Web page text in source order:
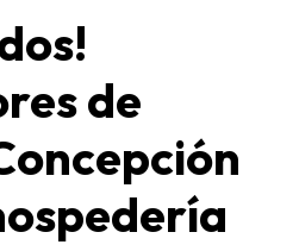
de